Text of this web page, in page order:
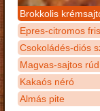
Brokkolis
Epres-citromos
Csokoládés-diós
Magvas-sajtos rúd
Kakaós néró
Almás pite